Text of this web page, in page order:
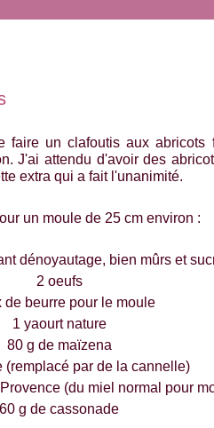
faire un clafoutis aux abricots
J'ai attendu d'avoir des
extra qui a fait l'unanimité.
un moule de 25 cm environ :
dénoyautage, bien mûrs et
2 oeufs
de beurre pour le moule
1 yaourt nature
80 g de maïzena
(remplacé par de la cannelle)
(du miel normal pour
60 g de cassonade